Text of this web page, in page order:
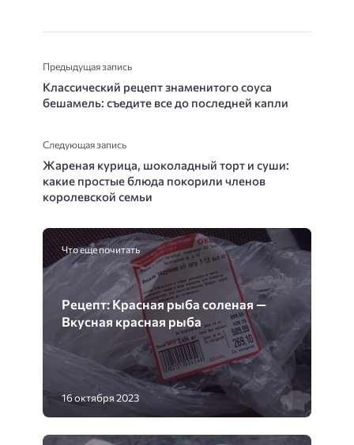
Предыдущая запись
Классический рецепт знаменитого соуса
бешамель: съедите все до последней капли
Следующая запись
Жареная курица, шоколадный торт и суши:
какие простые блюда покорили членов
королевской семьи
Что еще почитать
Рецепт: Красная рыба соленая —
Вкусная красная рыба
16 октября 2023